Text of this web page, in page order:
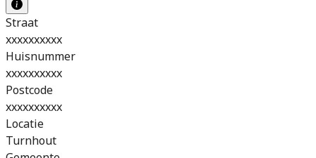
Straat
xxxxxxxxxx
Huisnummer
xxxxxxxxxx
Postcode
xxxxxxxxxx
Locatie
Turnhout